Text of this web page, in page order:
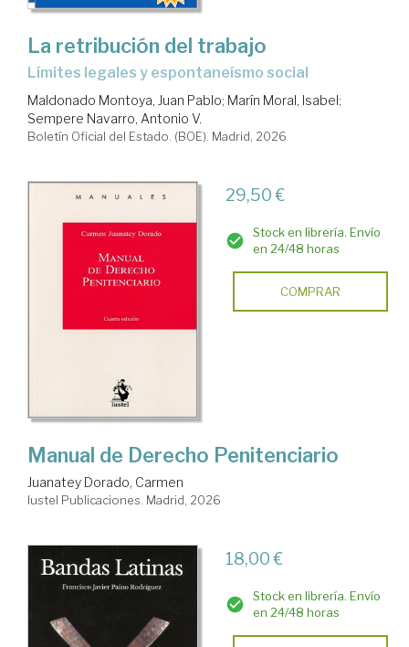
La retribución del trabajo
Límites legales y espontaneísmo social
Maldonado Montoya, Juan Pablo; Marín Moral, Isabel;
Sempere Navarro, Antonio V.
Boletín Oficial del Estado. (BOE). Madrid, 2026
29,50 €
Stock en librería. Envío
en 24/48 horas
COMPRAR
Manual de Derecho Penitenciario
Juanatey Dorado, Carmen
Iustel Publicaciones. Madrid, 2026
18,00 €
Stock en librería. Envío
en 24/48 horas